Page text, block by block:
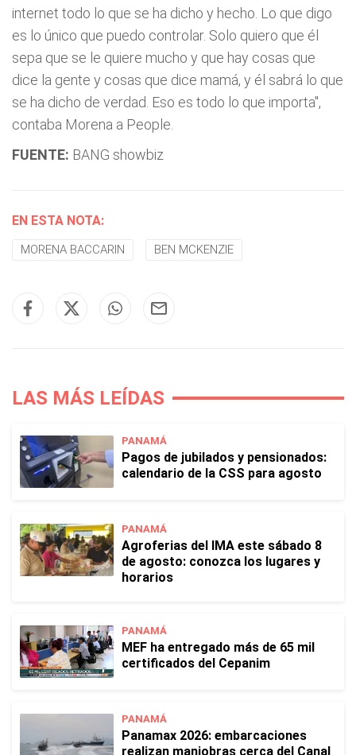
internet todo lo que se ha dicho y hecho. Lo que digo
es lo único que puedo controlar. Solo quiero que él
sepa que se le quiere mucho y que hay cosas que
dice la gente y cosas que dice mamá, y él sabrá lo que
se ha dicho de verdad. Eso es todo lo que importa",
contaba Morena a People.
FUENTE: BANG showbiz
EN ESTA NOTA:
MORENA BACCARIN BEN MCKENZIE
LAS MÁS LEÍDAS
PANAMÁ
Pagos de jubilados y pensionados:
calendario de la CSS para agosto
PANAMÁ
Agroferias del IMA este sábado 8
de agosto: conozca los lugares y
horarios
PANAMÁ
MEF ha entregado más de 65 mil
certificados del Cepanim
PANAMÁ
Panamax 2026: embarcaciones
realizan maniobras cerca del Canal